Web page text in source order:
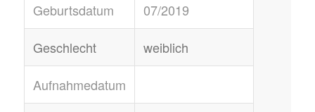
Geburtsdatum 07/2019
Geschlecht weiblich
Aufnahmedatum